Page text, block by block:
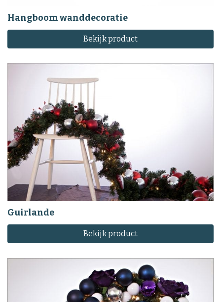
Hangboom wanddecoratie
Bekijk product
Guirlande
Bekijk product